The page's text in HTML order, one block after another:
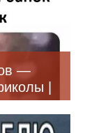
—
|